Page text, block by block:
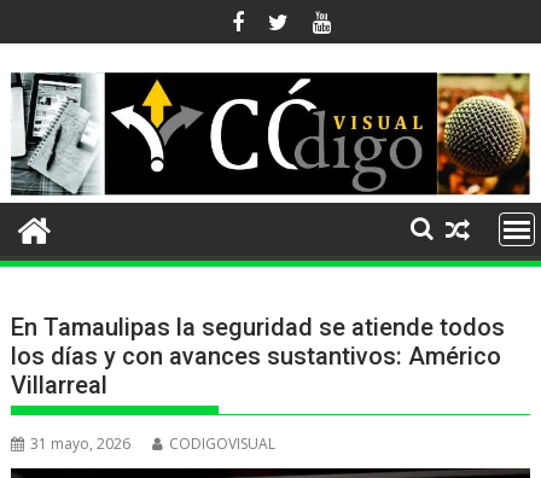
al
contenido
En Tamaulipas la seguridad se atiende todos
los días y con avances sustantivos: Américo
Villarreal
31 mayo, 2026 CODIGOVISUAL